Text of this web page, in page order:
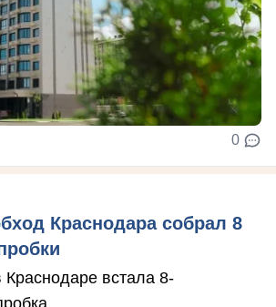
0
Краснодара собрал 8
встала 8-